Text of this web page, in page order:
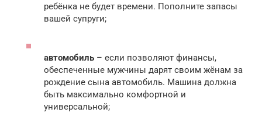
ребёнка не будет времени. Пополните запасы
вашей супруги;
автомобиль – если позволяют финансы,
обеспеченные мужчины дарят своим жёнам за
рождение сына автомобиль. Машина должна
быть максимально комфортной и
универсальной;